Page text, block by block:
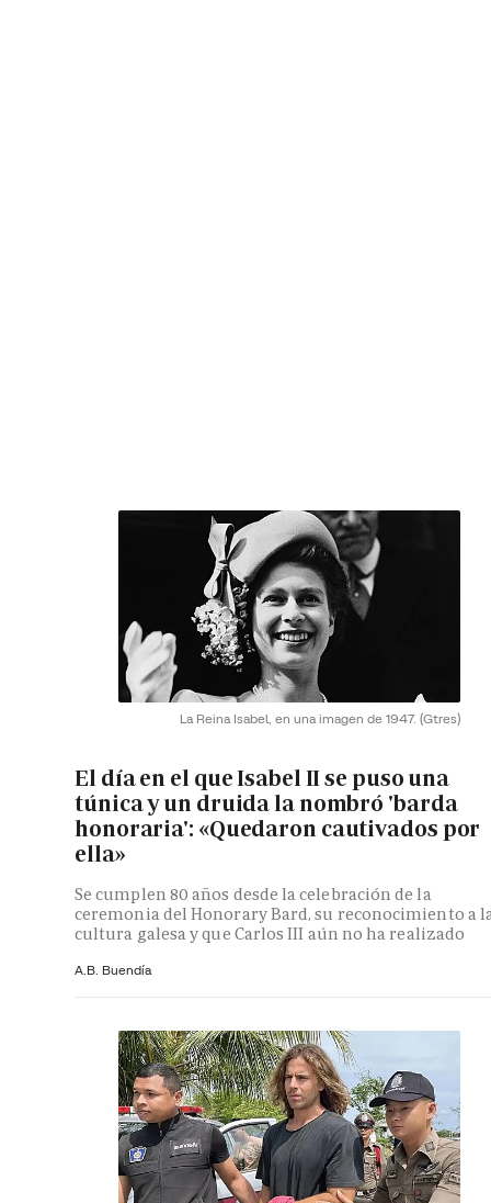
La Reina Isabel, en una imagen de 1947. (Gtres)
El día en el que Isabel II se puso una
túnica y un druida la nombró 'barda
honoraria': «Quedaron cautivados por
ella»
Se cumplen 80 años desde la celebración de la
ceremonia del Honorary Bard, su reconocimiento a
cultura galesa y que Carlos III aún no ha realizado
A.B. Buendía